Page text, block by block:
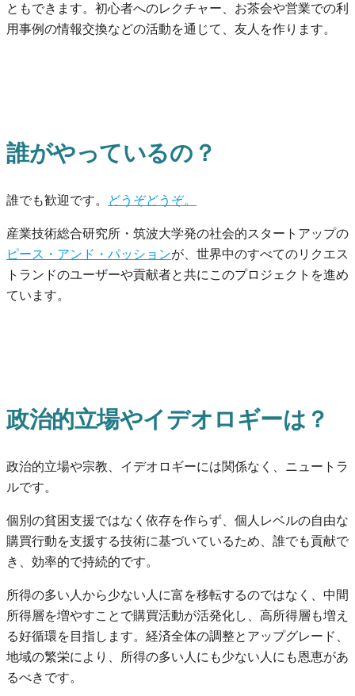
ともできます。初心者へのレクチャー、お茶会や営業での利
用事例の情報交換などの活動を通じて、友人を作ります。
誰がやっているの？
誰でも歓迎です。 どうぞどうぞ。
産業技術総合研究所・筑波大学発の社会的スタートアップの
ピース・アンド・パッションが、世界中のすべてのリクエス
トランドのユーザーや貢献者と共にこのプロジェクトを進め
ています。
政治的立場やイデオロギーは？
政治的立場や宗教、イデオロギーには関係なく、ニュートラ
ルです。
個別の貧困支援ではなく依存を作らず、個人レベルの自由な
購買行動を支援する技術に基づいているため、誰でも貢献で
き、効率的で持続的です。
所得の多い人から少ない人に富を移転するのではなく、中間
所得層を増やすことで購買活動が活発化し、高所得層も増え
る好循環を目指します。経済全体の調整とアップグレード、
地域の繁栄により、所得の多い人にも少ない人にも恩恵があ
るべきです。